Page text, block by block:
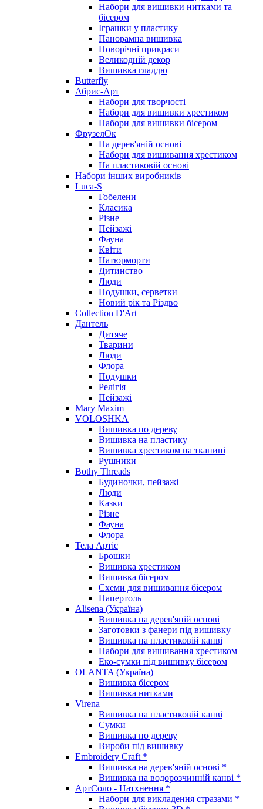
Набори для вишивки нитками та
бісером
Іграшки у пластику
Панорамна вишивка
Новорічні прикраси
Великодній декор
Вишивка гладдю
Butterfly
Абрис-Арт
Набори для творчості
Набори для вишивки хрестиком
Набори для вишивки бісером
ФрузелОк
На дерев'яній основі
Набори для вишивання хрестиком
На пластиковій основі
Набори інших виробників
Luca-S
Гобелени
Класика
Різне
Пейзажі
Фауна
Квіти
Натюрморти
Дитинство
Люди
Подушки, серветки
Новий рік та Різдво
Collection D'Art
Дантель
Дитяче
Тварини
Люди
Флора
Подушки
Релігія
Пейзажі
Mary Maxim
VOLOSHKA
Вишивка по дереву
Вишивка на пластику
Вишивка хрестиком на тканині
Рушники
Bothy Threads
Будиночки, пейзажі
Люди
Казки
Різне
Фауна
Флора
Тела Артіс
Брошки
Вишивка хрестиком
Вишивка бісером
Схеми для вишивання бісером
Папертоль
Alisena (Україна)
Вишивка на дерев'яній основі
Заготовки з фанери під вишивку
Вишивка на пластиковій канві
Набори для вишивання хрестиком
Еко-сумки під вишивку бісером
OLANTA (Україна)
Вишивка бісером
Вишивка нитками
Virena
Вишивка на пластиковій канві
Сумки
Вишивка по дереву
Вироби під вишивку
Embroidery Craft *
Вишивка на дерев'яній основі *
Вишивка на водорозчинній канві *
АртСоло - Натхнення *
Набори для викладення стразами *